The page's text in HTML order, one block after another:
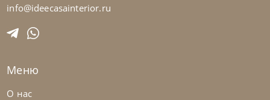
Кровать Bob Stripes H17
info@ideecasainterior.ru
Меню
О нас